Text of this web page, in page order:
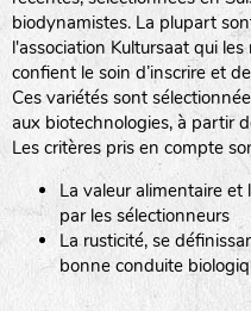
biodynamistes. La plupart
l'association Kultursaat qui
confient le soin d’inscrire et
Ces variétés sont
aux biotechnologies, à partir
Les critères pris en compte
La valeur alimentaire et
par les sélectionneurs
La rusticité, se
bonne conduite
GRAINE DEL PAÏS
JARDIN EN’VIE (JEV)
LA BOITE A GRAINES
P: Petit calibre
Légumes racines
Plantes aromatiques